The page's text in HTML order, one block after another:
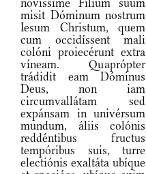
novíssime Fílium suum
misit Dóminum nostrum
Iesum Christum, quem
cum occidíssent mali
colóni proiecérunt extra
víneam. Quaprópter
trádidit eam Dóminus
Deus, non iam
circumvallátam sed
expánsam in univérsum
mundum, áliis colónis
reddéntibus fructus
tempóribus suis, turre
electiónis exaltáta ubíque